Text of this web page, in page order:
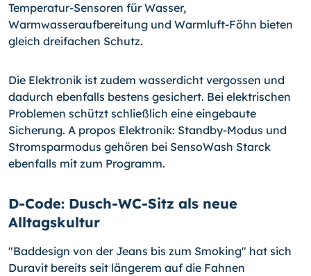
Temperatur-Sensoren für Wasser,
Warmwasseraufbereitung und Warmluft-Föhn bieten
gleich dreifachen Schutz.
Die Elektronik ist zudem wasserdicht vergossen und
dadurch ebenfalls bestens gesichert. Bei elektrischen
Problemen schützt schließlich eine eingebaute
Sicherung. A propos Elektronik: Standby-Modus und
Stromsparmodus gehören bei SensoWash Starck
ebenfalls mit zum Programm.
D-Code: Dusch-WC-Sitz als neue
Alltagskultur
"Baddesign von der Jeans bis zum Smoking" hat sich
Duravit bereits seit längerem auf die Fahnen